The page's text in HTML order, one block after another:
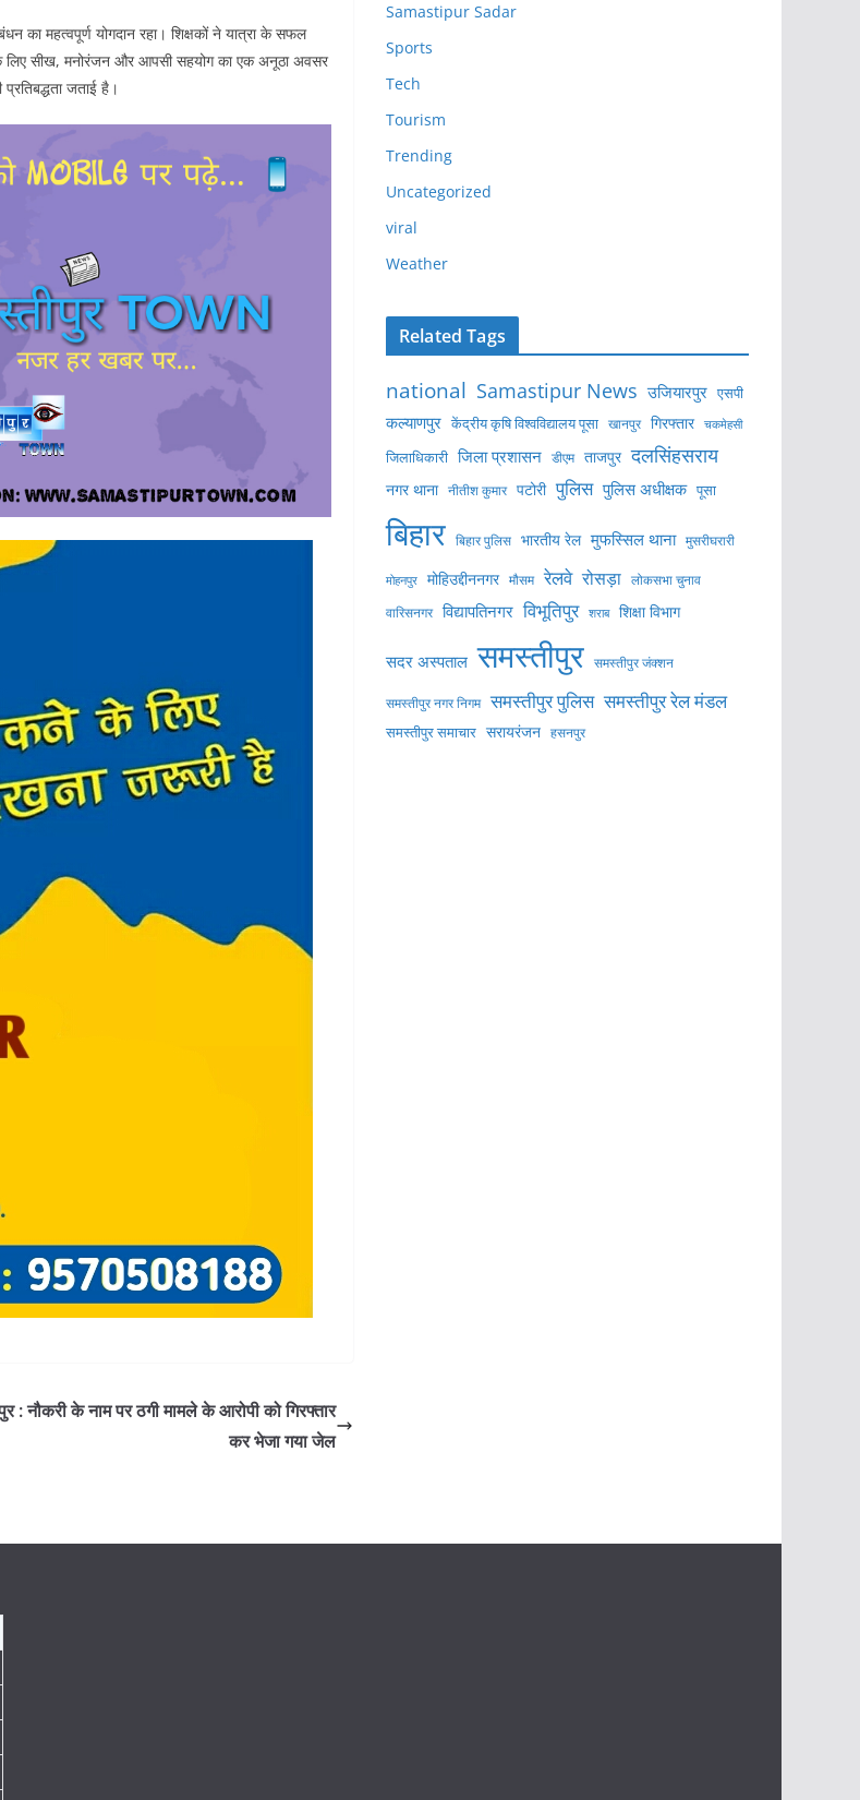
का महत्वपूर्ण योगदान रहा। शिक्षकों ने यात्रा के सफल
लिए सीख, मनोरंजन और आपसी सहयोग का एक अनूठा अवसर
जताई है।
: नौकरी के नाम पर ठगी मामले के आरोपी को गिरफ्तार
कर भेजा गया जेल
Samastipur Sadar
Sports
Tech
Tourism
Trending
Uncategorized
viral
Weather
Related Tags
national Samastipur News उजियारपुर एसपी
कल्याणपुर केंद्रीय कृषि विश्वविद्यालय पूसा खानपुर गिरफ्तार चकमेहसी
जिलाधिकारी जिला प्रशासन डीएम ताजपुर दलसिंहसराय
नगर थाना नीतीश कुमार पटोरी पुलिस पुलिस अधीक्षक पूसा
बिहार बिहार पुलिस भारतीय रेल मुफस्सिल थाना मुसरीघरारी
मोहनपुर मोहिउद्दीननगर मौसम रेलवे रोसड़ा लोकसभा चुनाव
वारिसनगर विद्यापतिनगर विभूतिपुर शराब शिक्षा विभाग
सदर अस्पताल समस्तीपुर समस्तीपुर जंक्शन
समस्तीपुर नगर निगम समस्तीपुर पुलिस समस्तीपुर रेल मंडल
समस्तीपुर समाचार सरायरंजन हसनपुर